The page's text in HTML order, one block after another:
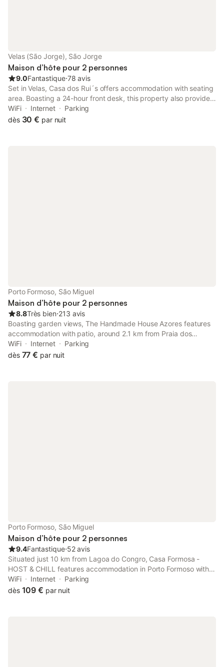
Velas (São Jorge), São Jorge
Maison d’hôte pour 2 personnes
9.0Fantastique⋅78 avis
Set in Velas, Casa dos Rui´s offers accommodation with seating
area. Boasting a 24-hour front desk, this property also provides
guests with a picnic area. There is a sun terrace and guests can
make use of free WiFi and free private parking.
WiFi Internet
Parking
dès 30 € par nuit
Porto Formoso, São Miguel
Maison d’hôte pour 2 personnes
8.8Très bien⋅213 avis
Boasting garden views, The Handmade House Azores features
accommodation with patio, around 2.1 km from Praia dos
Moinhos. Among the facilities at this property are a shared
kitchen and full-day security, along with free WiFi throughout
WiFi Internet
Parking
dès 77 € par nuit
Porto Formoso, São Miguel
Maison d’hôte pour 2 personnes
9.4Fantastique⋅52 avis
Situated just 10 km from Lagoa do Congro, Casa Formosa -
HOST & CHILL features accommodation in Porto Formoso with
access to a garden, a shared lounge, as well as a shared
kitchen. The property has mountain and inner courtyard views,
WiFi Internet
Parking
dès 109 € par nuit